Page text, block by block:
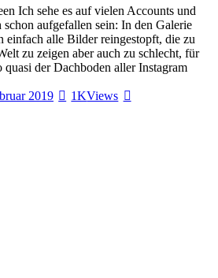
Ich sehe es auf vielen Accounts und
aufgefallen sein: In den Galerie
einfach alle Bilder reingestopft, die zu
zu zeigen aber auch zu schlecht, für
quasi der Dachboden aller Instagram
2019 1KViews